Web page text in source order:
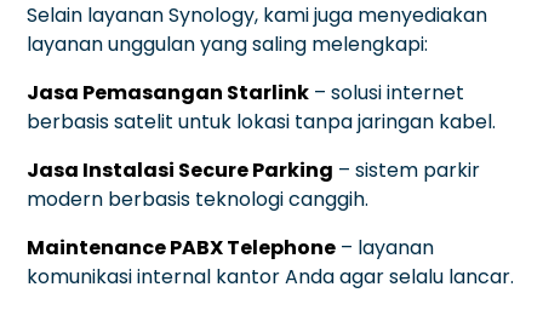
Selain layanan Synology, kami juga menyediakan
layanan unggulan yang saling melengkapi:
Jasa Pemasangan Starlink – solusi internet
berbasis satelit untuk lokasi tanpa jaringan kabel.
Jasa Instalasi Secure Parking – sistem parkir
modern berbasis teknologi canggih.
Maintenance PABX Telephone – layanan
komunikasi internal kantor Anda agar selalu lancar.